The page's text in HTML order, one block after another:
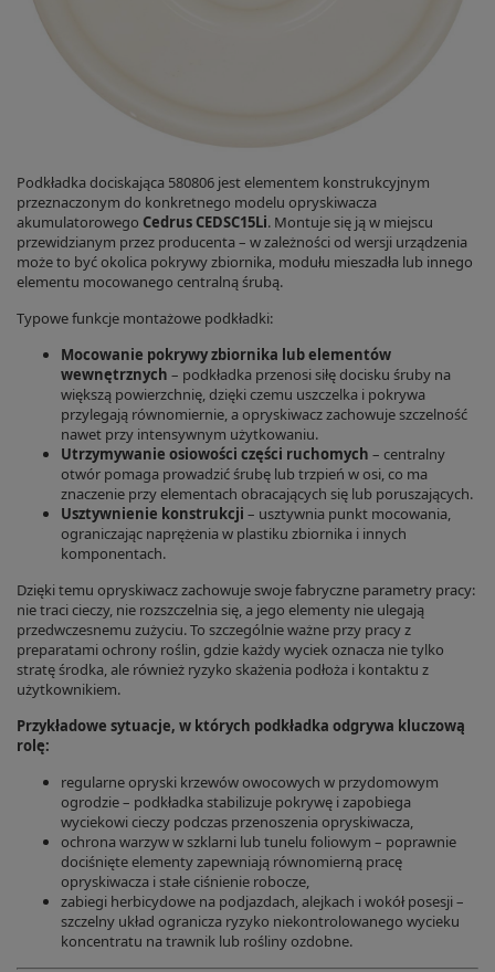
Podkładka dociskająca 580806 jest elementem konstrukcyjnym
przeznaczonym do konkretnego modelu opryskiwacza
akumulatorowego Cedrus CEDSC15Li. Montuje się ją w miejscu
przewidzianym przez producenta – w zależności od wersji urządzenia
może to być okolica pokrywy zbiornika, modułu mieszadła lub innego
elementu mocowanego centralną śrubą.
Typowe funkcje montażowe podkładki:
Mocowanie pokrywy zbiornika lub elementów
wewnętrznych – podkładka przenosi siłę docisku śruby na
większą powierzchnię, dzięki czemu uszczelka i pokrywa
przylegają równomiernie, a opryskiwacz zachowuje szczelność
nawet przy intensywnym użytkowaniu.
Utrzymywanie osiowości części ruchomych – centralny
otwór pomaga prowadzić śrubę lub trzpień w osi, co ma
znaczenie przy elementach obracających się lub poruszających.
Usztywnienie konstrukcji – usztywnia punkt mocowania,
ograniczając naprężenia w plastiku zbiornika i innych
komponentach.
Dzięki temu opryskiwacz zachowuje swoje fabryczne parametry pracy:
nie traci cieczy, nie rozszczelnia się, a jego elementy nie ulegają
przedwczesnemu zużyciu. To szczególnie ważne przy pracy z
preparatami ochrony roślin, gdzie każdy wyciek oznacza nie tylko
stratę środka, ale również ryzyko skażenia podłoża i kontaktu z
użytkownikiem.
Przykładowe sytuacje, w których podkładka odgrywa kluczową
rolę:
regularne opryski krzewów owocowych w przydomowym
ogrodzie – podkładka stabilizuje pokrywę i zapobiega
wyciekowi cieczy podczas przenoszenia opryskiwacza,
ochrona warzyw w szklarni lub tunelu foliowym – poprawnie
dociśnięte elementy zapewniają równomierną pracę
opryskiwacza i stałe ciśnienie robocze,
zabiegi herbicydowe na podjazdach, alejkach i wokół posesji –
szczelny układ ogranicza ryzyko niekontrolowanego wycieku
koncentratu na trawnik lub rośliny ozdobne.